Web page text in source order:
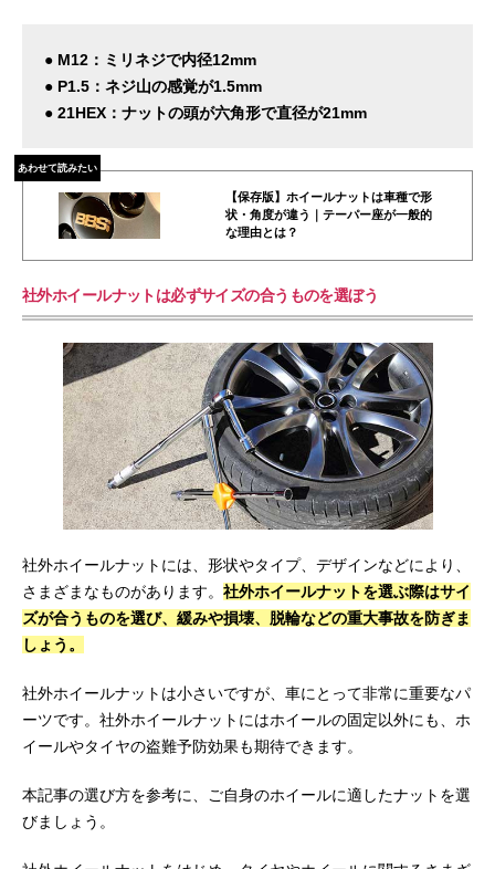
● M12：ミリネジで内径12mm
● P1.5：ネジ山の感覚が1.5mm
● 21HEX：ナットの頭が六角形で直径が21mm
あわせて読みたい
【保存版】ホイールナットは車種で形
状・角度が違う｜テーパー座が一般的
な理由とは？
社外ホイールナットは必ずサイズの合うものを選ぼう
社外ホイールナットには、形状やタイプ、デザインなどにより、
さまざまなものがあります。 社外ホイールナットを選ぶ際はサイ
ズが合うものを選び、緩みや損壊、脱輪などの重大事故を防ぎま
しょう。
社外ホイールナットは小さいですが、車にとって非常に重要なパ
ーツです。社外ホイールナットにはホイールの固定以外にも、ホ
イールやタイヤの盗難予防効果も期待できます。
本記事の選び方を参考に、ご自身のホイールに適したナットを選
びましょう。